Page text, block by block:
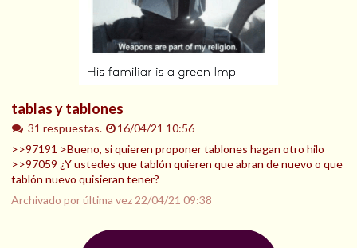
tablas y tablones
31 respuestas.
16/04/21 10:56
>>97191 >Bueno, si quieren proponer tablones hagan otro hilo
>>97059 ¿Y ustedes que tablón quieren que abran de nuevo o que
tablón nuevo quisieran tener?
Archivado por última vez 22/04/21 09:38